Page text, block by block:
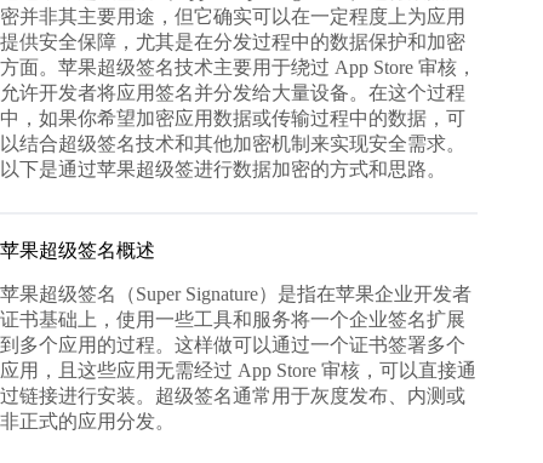
密并非其主要用途，但它确实可以在一定程度上为应用
提供安全保障，尤其是在分发过程中的数据保护和加密
方面。苹果超级签名技术主要用于绕过 App Store 审核，
允许开发者将应用签名并分发给大量设备。在这个过程
中，如果你希望加密应用数据或传输过程中的数据，可
以结合超级签名技术和其他加密机制来实现安全需求。
以下是通过苹果超级签进行数据加密的方式和思路。
苹果超级签名概述
苹果超级签名（Super Signature）是指在苹果企业开发者
证书基础上，使用一些工具和服务将一个企业签名扩展
到多个应用的过程。这样做可以通过一个证书签署多个
应用，且这些应用无需经过 App Store 审核，可以直接通
过链接进行安装。超级签名通常用于灰度发布、内测或
非正式的应用分发。